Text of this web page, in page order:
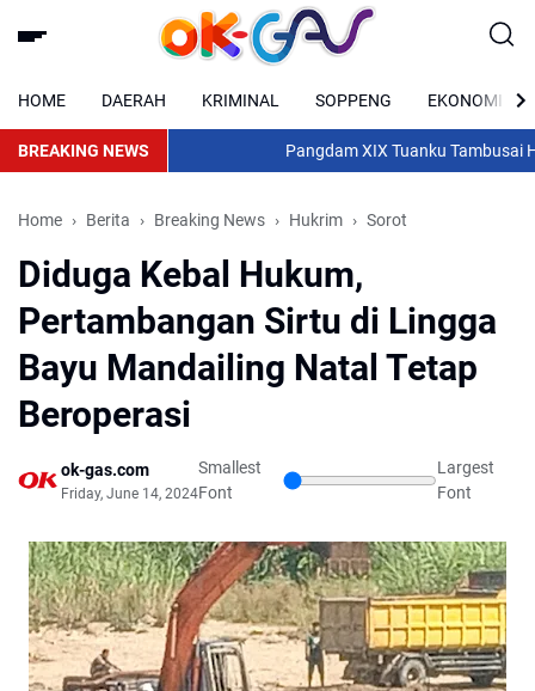
HOME DAERAH KRIMINAL SOPPENG EKONOMI
BREAKING NEWS Pangdam XIX Tuanku Tambusai
Home Berita Breaking News Hukrim Sorot
Diduga Kebal Hukum,
Pertambangan Sirtu di Lingga
Bayu Mandailing Natal Tetap
Beroperasi
ok-gas.com
Friday, June 14, 2024
Smallest
Font
Largest
Font